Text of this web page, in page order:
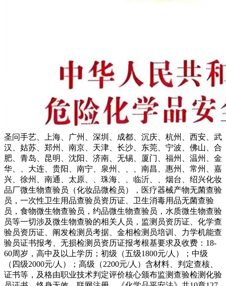
圣问手艺、上海、广州、深圳、成都、沉庆、杭州、西安、武
汉、姑苏、郑州、南京、天津、长沙、东莞、宁波、佛山、合
肥、青岛、昆明、沈阳、济南、无锡、厦门、福州、温州、金
华、、大连、贵阳、南宁、泉州、、、南昌、惠州、常州、嘉
兴、徐州、南通、太原、、珠海、、临沂、、烟台、绍兴化妆
品厂微生物查验员（化妆品微检员），医疗器械产物无菌查验
员，一次性卫生用品查验员资历证、卫生消毒用品无菌查验
员，食物微生物查验员，约品微生物查验员，水质微生物查验
员等一切涉及微生物查验的相关人员，监测员资历证、化学查
验员资历证、阐发检测员考据、金相检测员培训、力学机能查
验员证书报考、无损检测员资历证报考根基要求及收费：18-
60周岁，高中及以上学历；初级（五级1800元/人）；中级
（四级2000元/人）；高级（2200元/人）含材料、判定查核、
证书等，及格由职业技术判定评价核心颁布监测查验检测化验